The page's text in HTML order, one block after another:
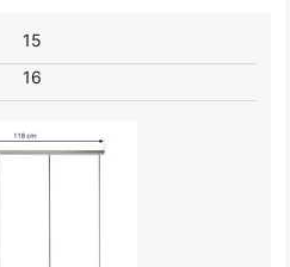
16
15